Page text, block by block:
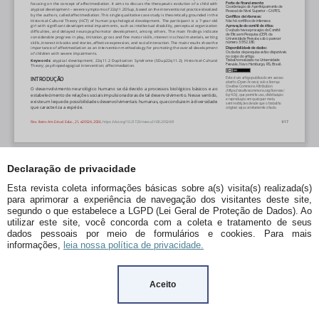
Declaração de privacidade
Esta revista coleta informações básicas sobre a(s) visita(s) realizada(s)
para aprimorar a experiência de navegação dos visitantes deste site,
segundo o que estabelece a LGPD (Lei Geral de Proteção de Dados). Ao
utilizar este site, você concorda com a coleta e tratamento de seus
dados pessoais por meio de formulários e cookies. Para mais
informações, leia nossa política de privacidade.
Aceito